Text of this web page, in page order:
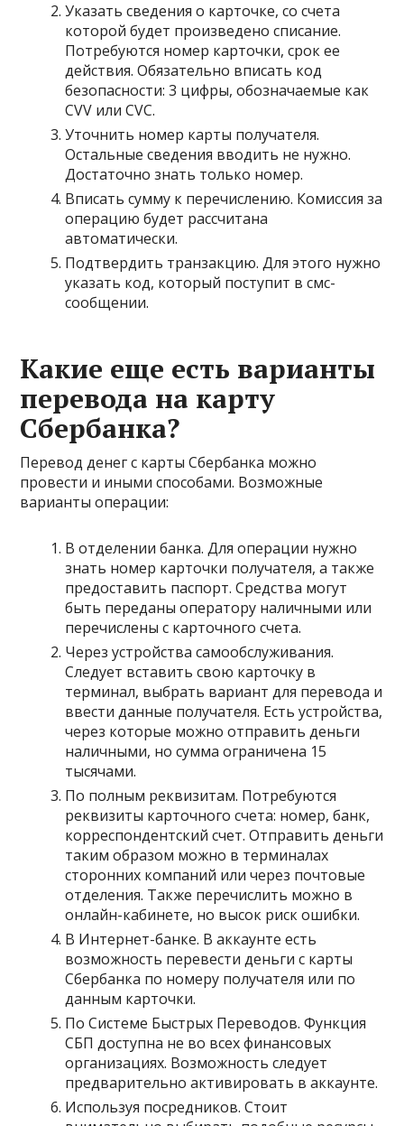
Указать сведения о карточке, со счета
которой будет произведено списание.
Потребуются номер карточки, срок ее
действия. Обязательно вписать код
безопасности: 3 цифры, обозначаемые как
CVV или CVC.
Уточнить номер карты получателя.
Остальные сведения вводить не нужно.
Достаточно знать только номер.
Вписать сумму к перечислению. Комиссия за
операцию будет рассчитана
автоматически.
Подтвердить транзакцию. Для этого нужно
указать код, который поступит в смс-
сообщении.
Какие еще есть варианты
перевода на карту
Сбербанка?
Перевод денег с карты Сбербанка можно
провести и иными способами. Возможные
варианты операции:
В отделении банка. Для операции нужно
знать номер карточки получателя, а также
предоставить паспорт. Средства могут
быть переданы оператору наличными или
перечислены с карточного счета.
Через устройства самообслуживания.
Следует вставить свою карточку в
терминал, выбрать вариант для перевода и
ввести данные получателя. Есть устройства,
через которые можно отправить деньги
наличными, но сумма ограничена 15
тысячами.
По полным реквизитам. Потребуются
реквизиты карточного счета: номер, банк,
корреспондентский счет. Отправить деньги
таким образом можно в терминалах
сторонних компаний или через почтовые
отделения. Также перечислить можно в
онлайн-кабинете, но высок риск ошибки.
В Интернет-банке. В аккаунте есть
возможность перевести деньги с карты
Сбербанка по номеру получателя или по
данным карточки.
По Системе Быстрых Переводов. Функция
СБП доступна не во всех финансовых
организациях. Возможность следует
предварительно активировать в аккаунте.
Используя посредников. Стоит